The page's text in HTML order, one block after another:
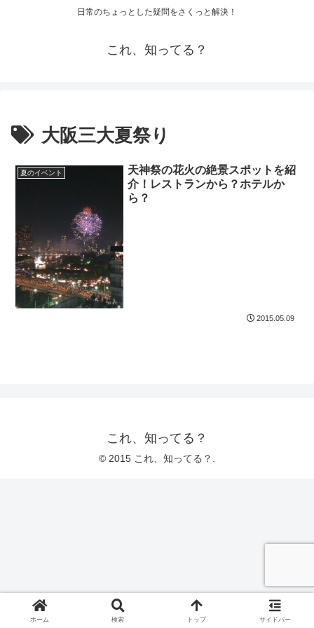
日常のちょっとした疑問をさくっと解決！
これ、知ってる？
大阪三大夏祭り
夏のイベント
天神祭の花火の絶景スポットを紹
介！レストランから？ホテルか
ら？
2015.05.09
これ、知ってる？
© 2015 これ、知ってる？.
ホーム 検索 トップ サイドバー